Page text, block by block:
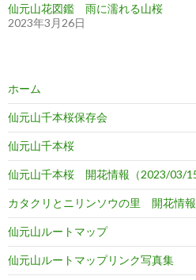
仙元山花図鑑 雨に濡れる山桜
2023年3月26日
ホーム
仙元山千本桜保存会
仙元山千本桜
仙元山千本桜 開花情報（2023/03/15
カタクリとニリンソウの里 開花情報
仙元山ルートマップ
仙元山ルートマップリンク写真集